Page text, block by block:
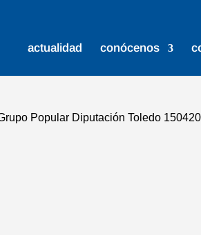
actualidad conócenos